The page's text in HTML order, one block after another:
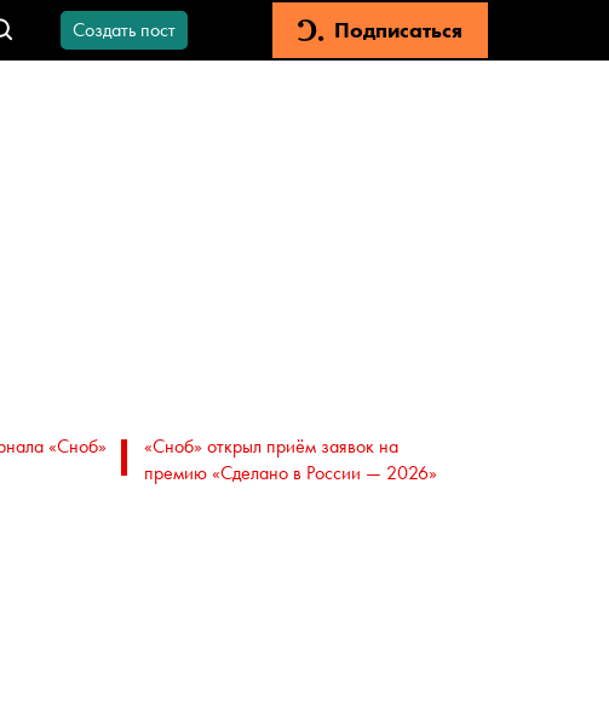
Создать пост Подписаться
«Сноб»
«Сноб» открыл приём заявок на
премию «Сделано в России — 2026»